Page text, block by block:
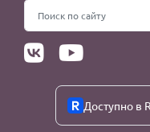
Доступно в